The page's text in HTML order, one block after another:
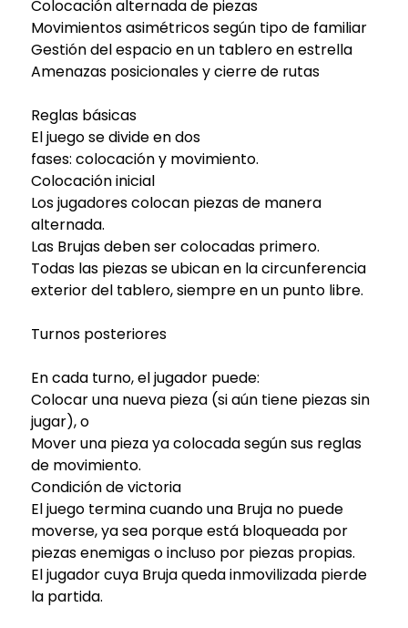
Colocación alternada de piezas
Movimientos asimétricos según tipo de familiar
Gestión del espacio en un tablero en estrella
Amenazas posicionales y cierre de rutas
Reglas básicas
El juego se divide en dos
fases: colocación y movimiento.
Colocación inicial
Los jugadores colocan piezas de manera
alternada.
Las Brujas deben ser colocadas primero.
Todas las piezas se ubican en la circunferencia
exterior del tablero, siempre en un punto libre.
Turnos posteriores
En cada turno, el jugador puede:
Colocar una nueva pieza (si aún tiene piezas sin
jugar), o
Mover una pieza ya colocada según sus reglas
de movimiento.
Condición de victoria
El juego termina cuando una Bruja no puede
moverse, ya sea porque está bloqueada por
piezas enemigas o incluso por piezas propias.
El jugador cuya Bruja queda inmovilizada pierde
la partida.